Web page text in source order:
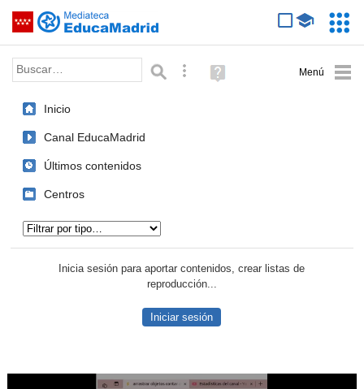
Saltar navegación
Palabra o frase: Búsqueda avanzada
Ayuda
(en
Inicio
Canal EducaMadrid
Últimos contenidos
Centros
Inicia sesión para aportar contenidos, crear listas de
reproducción...
Iniciar sesión